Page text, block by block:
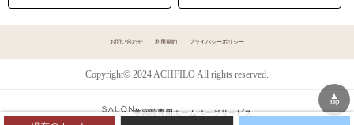
お問い合わせ 利用規約 プライバシーポリシー
Copyright© 2024 ACHFILO All rights reserved.
美容院専用ホームページサービス
▲
top